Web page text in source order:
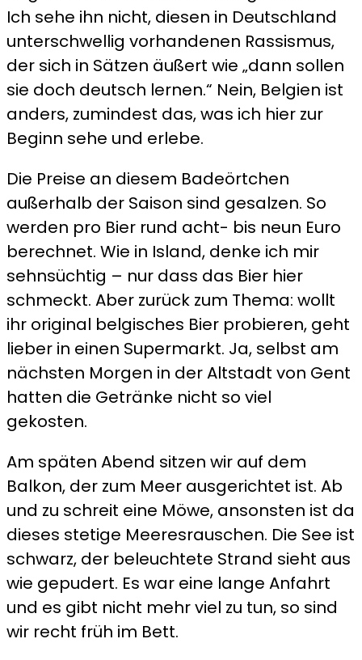
Ich sehe ihn nicht, diesen in Deutschland
unterschwellig vorhandenen Rassismus,
der sich in Sätzen äußert wie „dann sollen
sie doch deutsch lernen.“ Nein, Belgien ist
anders, zumindest das, was ich hier zur
Beginn sehe und erlebe.
Die Preise an diesem Badeörtchen
außerhalb der Saison sind gesalzen. So
werden pro Bier rund acht- bis neun Euro
berechnet. Wie in Island, denke ich mir
sehnsüchtig – nur dass das Bier hier
schmeckt. Aber zurück zum Thema: wollt
ihr original belgisches Bier probieren, geht
lieber in einen Supermarkt. Ja, selbst am
nächsten Morgen in der Altstadt von Gent
hatten die Getränke nicht so viel
gekosten.
Am späten Abend sitzen wir auf dem
Balkon, der zum Meer ausgerichtet ist. Ab
und zu schreit eine Möwe, ansonsten ist da
dieses stetige Meeresrauschen. Die See ist
schwarz, der beleuchtete Strand sieht aus
wie gepudert. Es war eine lange Anfahrt
und es gibt nicht mehr viel zu tun, so sind
wir recht früh im Bett.